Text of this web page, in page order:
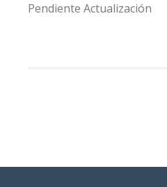
Pendiente Actualización